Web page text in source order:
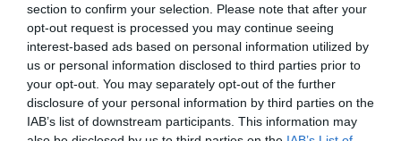
section to confirm your selection. Please note that after your
opt-out request is processed you may continue seeing
interest-based ads based on personal information utilized by
us or personal information disclosed to third parties prior to
your opt-out. You may separately opt-out of the further
disclosure of your personal information by third parties on the
IAB’s list of downstream participants. This information may